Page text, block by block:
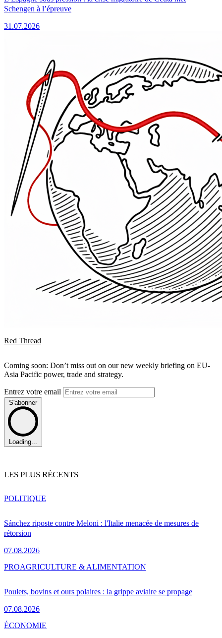
Schengen à l’épreuve
31.07.2026
Red Thread
Coming soon: Don’t miss out on our new weekly briefing on EU-
Asia Pacific power, trade and strategy.
Entrez votre email
S'abonner
Loading...
LES PLUS RÉCENTS
Sánchez riposte contre Meloni : l'Italie menacée de mesures de
rétorsion
07.08.2026
POLITIQUE
Poulets, bovins et ours polaires : la grippe aviaire se propage
07.08.2026
PROAGRICULTURE & ALIMENTATION
ÉCONOMIE